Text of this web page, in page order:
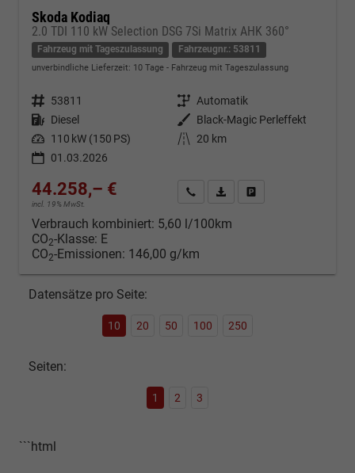
Skoda Kodiaq
2.0 TDI 110 kW Selection DSG 7Si Matrix AHK 360°
Fahrzeug mit Tageszulassung Fahrzeugnr.: 53811
unverbindliche Lieferzeit: 10 Tage Fahrzeug mit Tageszulassung
Fahrzeugnr. 53811 Getriebe Automatik
Kraftstoff Diesel Außenfarbe Black-Magic Perleffekt
Leistung 110 kW (150 PS) Kilometerstand
20 km
01.03.2026
44.258,– €
incl. 19% MwSt.
Kontakt & Angebot anfordern
PDF-Datei, Fahrzeugexposé
Verbrauch kombiniert: 5,60 l/100km
CO2-Klasse: E
CO2-Emissionen: 146,00 g/km
Datensätze pro Seite:
10 20 50 100 250
Seiten:
1 2 3
```html